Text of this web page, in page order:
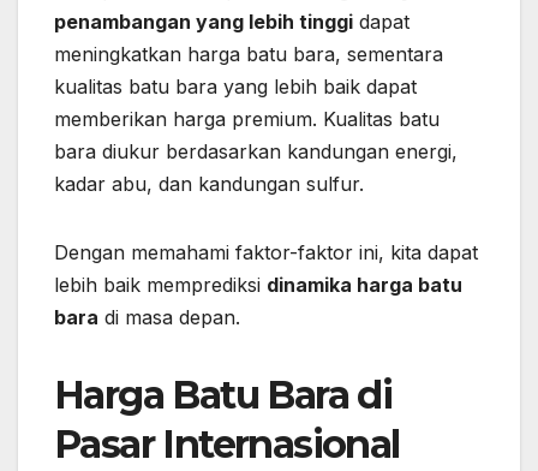
penambangan yang lebih tinggi dapat
meningkatkan harga batu bara, sementara
kualitas batu bara yang lebih baik dapat
memberikan harga premium. Kualitas batu
bara diukur berdasarkan kandungan energi,
kadar abu, dan kandungan sulfur.
Dengan memahami faktor-faktor ini, kita dapat
lebih baik memprediksi dinamika harga batu
bara di masa depan.
Harga Batu Bara di
Pasar Internasional